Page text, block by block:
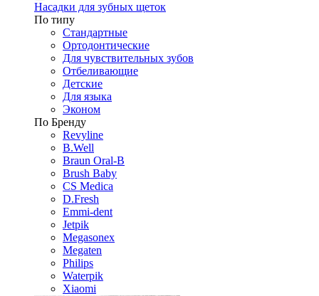
Насадки для зубных щеток
По типу
Стандартные
Ортодонтические
Для чувствительных зубов
Отбеливающие
Детские
Для языка
Эконом
По Бренду
Revyline
B.Well
Braun Oral-B
Brush Baby
CS Medica
D.Fresh
Emmi-dent
Jetpik
Megasonex
Megaten
Philips
Waterpik
Xiaomi